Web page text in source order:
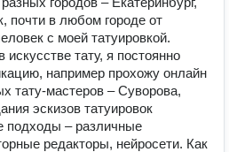
почти в любом городе от
с моей татуировкой.
тату, я постоянно
например прохожу онлайн
тату-мастеров – Суворова,
эскизов татуировок
подходы – различные
редакторы, нейросети. Как